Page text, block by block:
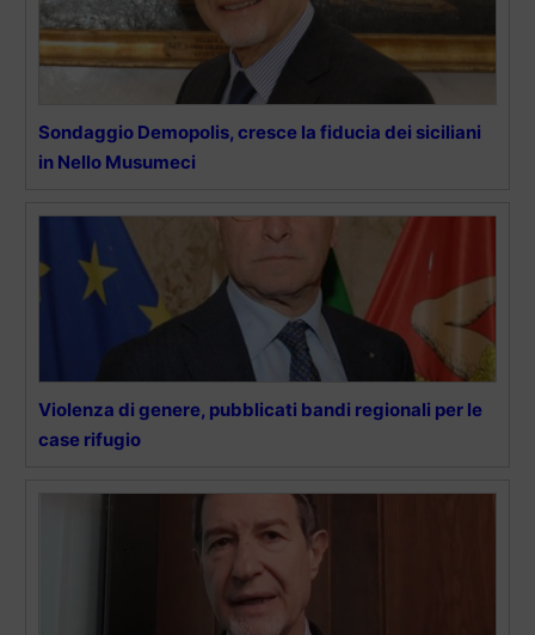
Sondaggio Demopolis, cresce la fiducia dei siciliani
in Nello Musumeci
Violenza di genere, pubblicati bandi regionali per le
case rifugio